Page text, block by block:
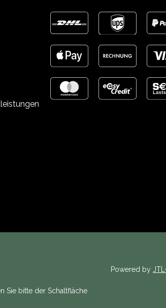
Sie bitte der Schaltfläche
Powered by